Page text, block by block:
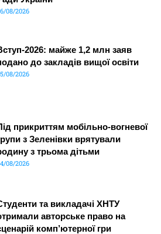
08/2026
2026: майже 1,2 млн заяв
до закладів вищої освіти
08/2026
прикриттям мобільно-вогневої
з Зеленівки врятували
з трьома дітьми
08/2026
та викладачі ХНТУ
авторське право на
комп’ютерної гри